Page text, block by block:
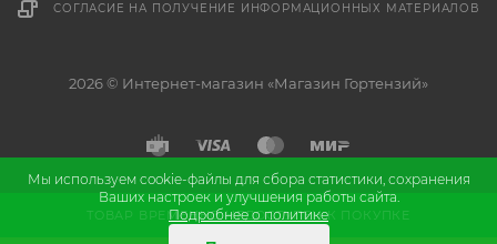
ТОВАР ВРЕМЕННО НЕДОСТУПЕН К ПОКУПКЕ
СОГЛАСИЕ НА ПОЛУЧЕНИЕ ИНФОРМАЦИОННЫХ МАТЕРИАЛОВ
2026 © Интернет-магазин «Магазин Гортензий»
Разработкаипродвижение сайта
Мы используем cookie-файлы для сбора статистики, сохранения
Ваших настроек и улучшения работы сайта.
Подробнее о политике